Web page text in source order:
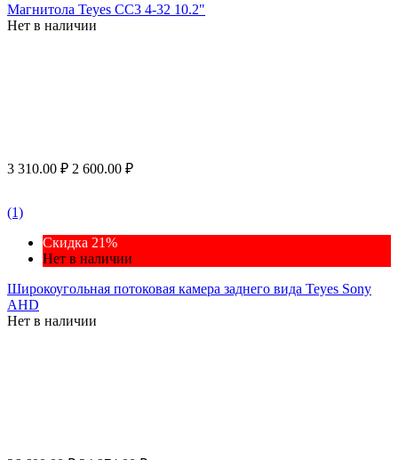
Магнитола Teyes CC3 4-32 10.2"
Нет в наличии
3 310.00 ₽ 2 600.00 ₽
(1)
Скидка 21%
Нет в наличии
Широкоугольная потоковая камера заднего вида Teyes Sony
AHD
Нет в наличии